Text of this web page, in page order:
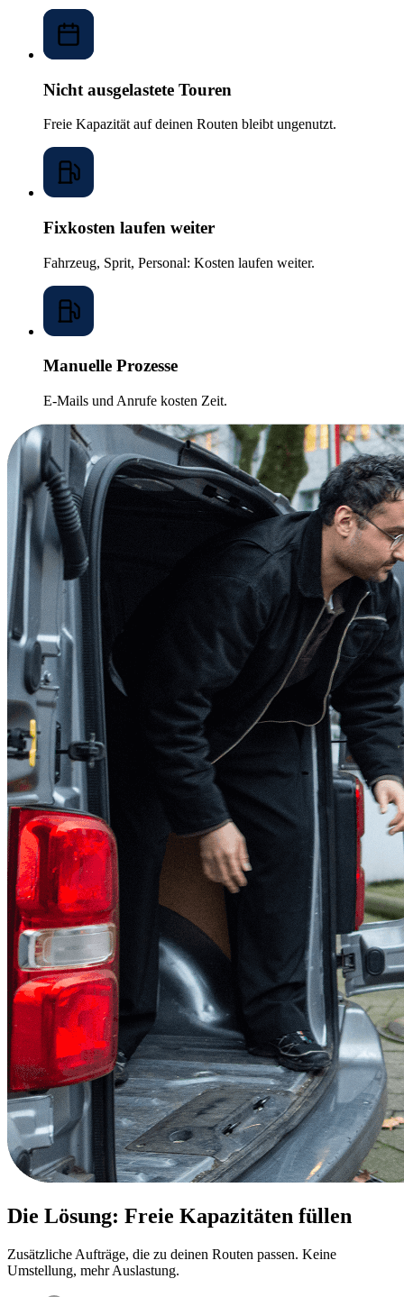
Nicht ausgelastete Touren
Freie Kapazität auf deinen Routen bleibt ungenutzt.
Fixkosten laufen weiter
Fahrzeug, Sprit, Personal: Kosten laufen weiter.
Manuelle Prozesse
E-Mails und Anrufe kosten Zeit.
Die Lösung: Freie Kapazitäten füllen
Zusätzliche Aufträge, die zu deinen Routen passen. Keine
Umstellung, mehr Auslastung.